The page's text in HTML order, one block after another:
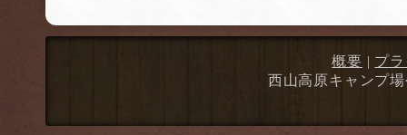
概要 | プ
西山高原キャンプ